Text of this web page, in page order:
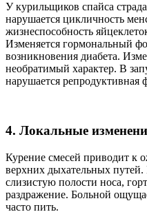
У курильщиков спайса
нарушается цикличность
жизнеспособность
Изменяется гормональный
возникновения диабета.
необратимый характер. В
нарушается репродуктивная
4. Локальные
Курение смесей приводит к
верхних дыхательных
слизистую полости носа,
раздражение. Больной
часто пить.